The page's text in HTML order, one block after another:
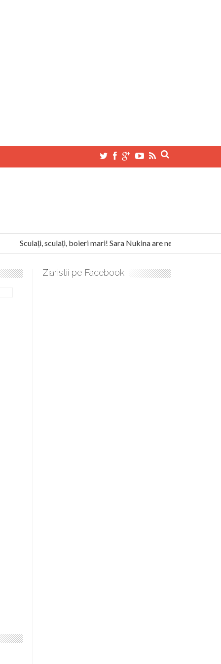
Sculați, sculați, boieri mari! Sara Nukina are nevoie de ajutorul
militează pentru federalizarea României
Ziaristii pe Facebook